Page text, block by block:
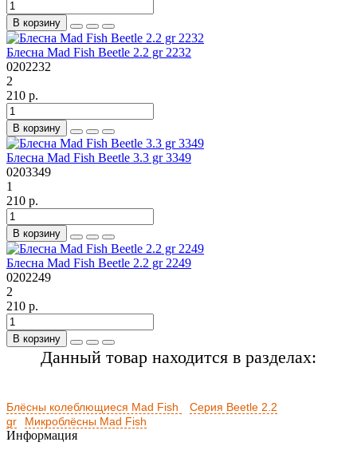
В корзину
Блесна Mad Fish Beetle 2.2 gr 2232
0202232
2
210 р.
В корзину
Блесна Mad Fish Beetle 3.3 gr 3349
0203349
1
210 р.
В корзину
Блесна Mad Fish Beetle 2.2 gr 2249
0202249
2
210 р.
В корзину
Данный товар находится в разделах:
Блёсны колеблющиеся Mad Fish
Серия Beetle 2.2
gr
Микроблёсны Mad Fish
Информация